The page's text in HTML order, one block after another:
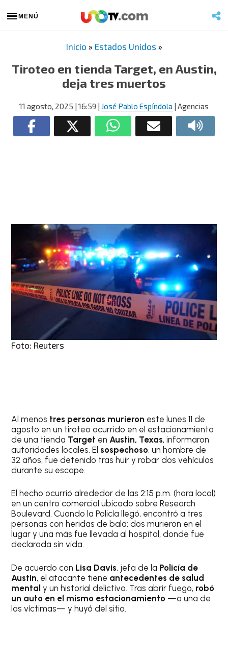
MENÚ
Inicio » Estados Unidos »
Tiroteo en tienda Target, en Austin,
deja tres muertos
11 agosto, 2025 | 16:59 | José Pablo Espíndola | Agencias
Foto: Reuters
Al menos tres personas murieron este lunes 11 de
agosto en un tiroteo ocurrido en el estacionamiento
de una tienda Target en Austin, Texas, informaron
autoridades locales. El sospechoso, un hombre de
32 años, fue detenido tras huir y robar dos vehículos
durante su escape.
El hecho ocurrió alrededor de las 2:15 p.m. (hora local)
en un centro comercial ubicado sobre Research
Boulevard. Cuando la Policía llegó, encontró a tres
personas con heridas de bala; dos murieron en el
lugar y una más fue llevada al hospital, donde fue
declarada sin vida.
De acuerdo con Lisa Davis, jefa de la Policía de
Austin, el atacante tiene antecedentes de salud
mental y un historial delictivo. Tras abrir fuego, robó
un auto en el mismo estacionamiento —a una de
las víctimas— y huyó del sitio.